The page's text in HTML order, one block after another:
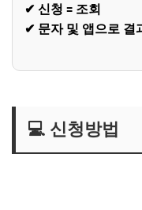
✔ 신청 = 조회
✔ 문자 및 앱으로 결
💻 신청방법